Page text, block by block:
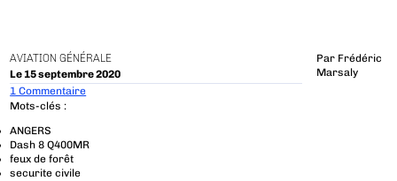
AVIATION GÉNÉRALE
Le 15 septembre 2020
Par Frédéric
Marsaly
1 Commentaire
Mots-clés :
ANGERS
Dash 8 Q400MR
feux de forêt
securite civile